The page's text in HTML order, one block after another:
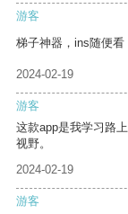
游客
梯子神器，ins随便看
2024-02-19
游客
这款app是我学习路
视野。
2024-02-19
游客